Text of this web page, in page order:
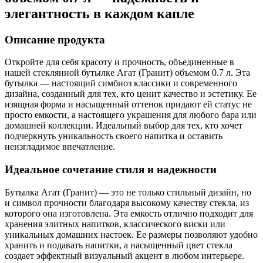
элегантность в каждом капле
Описание продукта
Откройте для себя красоту и прочность, объединенные в
нашей стеклянной бутылке Агат (Гранит) объемом 0.7 л. Эта
бутылка — настоящий симбиоз классики и современного
дизайна, созданный для тех, кто ценит качество и эстетику. Ее
изящная форма и насыщенный оттенок придают ей статус не
просто емкости, а настоящего украшения для любого бара или
домашней коллекции. Идеальный выбор для тех, кто хочет
подчеркнуть уникальность своего напитка и оставить
неизгладимое впечатление.
Идеальное сочетание стиля и надежности
Бутылка Агат (Гранит) — это не только стильный дизайн, но
и символ прочности благодаря высокому качеству стекла, из
которого она изготовлена. Эта емкость отлично подходит для
хранения элитных напитков, классического виски или
уникальных домашних настоек. Ее размеры позволяют удобно
хранить и подавать напитки, а насыщенный цвет стекла
создает эффектный визуальный акцент в любом интерьере.